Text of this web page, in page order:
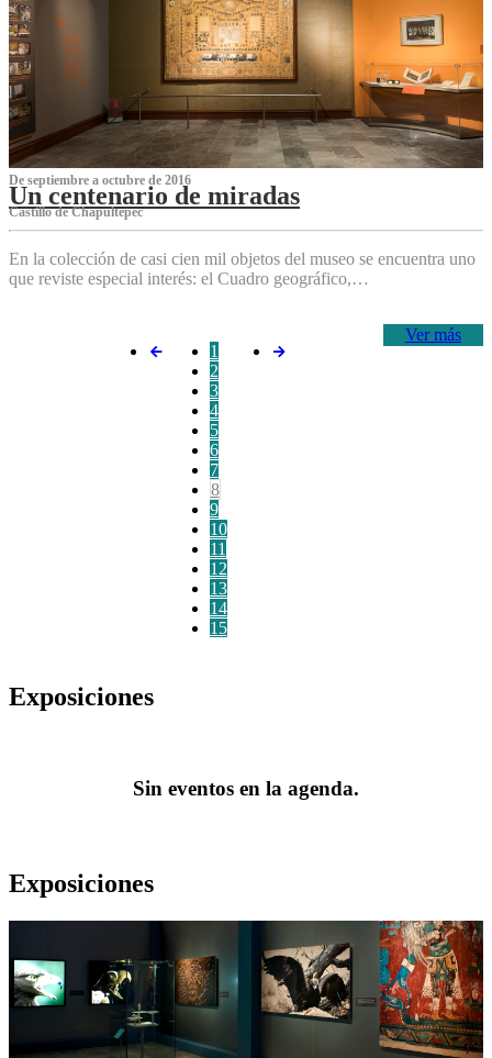
De septiembre a octubre de 2016
Un centenario de miradas
Castillo de Chapultepec
En la colección de casi cien mil objetos del museo se encuentra uno
que reviste especial interés: el Cuadro geográfico,…
Ver más
1
2
3
4
5
6
7
8
9
10
11
12
13
14
15
Exposiciones
Sin eventos en la agenda.
Exposiciones